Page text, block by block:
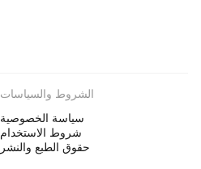
الشروط والسياسات
سياسة الخصوصية
شروط الاستخدام
حقوق الطبع والنشر